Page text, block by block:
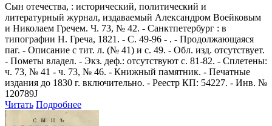
Сын отечества, : исторический, политический и
литературный журнал, издаваемый Александром Воейковым
и Николаем Гречем. Ч. 73, № 42. - Санктпетербург : в
типографии Н. Греча, 1821. - С. 49-96 - . - Продолжающаяся
паг. - Описание с тит. л. (№ 41) и с. 49. - Обл. изд. отсутствует.
- Пометы владел. - Экз. деф.: отсутствуют с. 81-82. - Сплетены:
ч. 73, № 41 - ч. 73, № 46. - Книжный памятник. - Печатные
издания до 1830 г. включительно. - Реестр КП: 54227. - Инв. №
120789J
Читать Подробнее